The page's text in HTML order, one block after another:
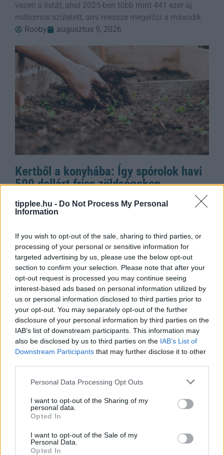
tipplee.hu - Do Not Process My Personal
Information
If you wish to opt-out of the sale, sharing to third parties, or
processing of your personal or sensitive information for
targeted advertising by us, please use the below opt-out
section to confirm your selection. Please note that after your
opt-out request is processed you may continue seeing
interest-based ads based on personal information utilized by
us or personal information disclosed to third parties prior to
your opt-out. You may separately opt-out of the further
disclosure of your personal information by third parties on the
IAB’s list of downstream participants. This information may
also be disclosed by us to third parties on the IAB’s List of
Downstream Participants that may further disclose it to other
Personal Data Processing Opt Outs
I want to opt-out of the Sharing of my
personal data.
Opted In
I want to opt-out of the Sale of my
Personal Data.
Opted In
vezeti a listát, ahol 2025-ben több mint 441 ezer új
milliomos született, ami messze megelőzi a második
Rooby
augusztus 9, 2026
Kertből a konyhába: Így spórolok havi
500 dollárt friss zöldségeken
paradicsomnövények ellenőrzésével és az első eper
magam. Egy kétgyermekes anyukaként és
Rooby
augusztus 9, 2026
Bíró Elutasítja a Trump-féle Választási
Álom Igazolására Irányuló
Tanúvallomást
Egy szövetségi bíró kedden megsemmisített egy nagy
esküdtszéki idézést, amely Trump elnök 2020-as
választási csalásról szóló hamis állításait próbálta